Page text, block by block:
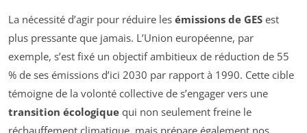
La nécessité d’agir pour réduire les émissions de GES est
plus pressante que jamais. L’Union européenne, par
exemple, s’est fixé un objectif ambitieux de réduction de 55
% de ses émissions d’ici 2030 par rapport à 1990. Cette cible
témoigne de la volonté collective de s’engager vers une
transition écologique qui non seulement freine le
réchauffement climatique, mais prépare également nos